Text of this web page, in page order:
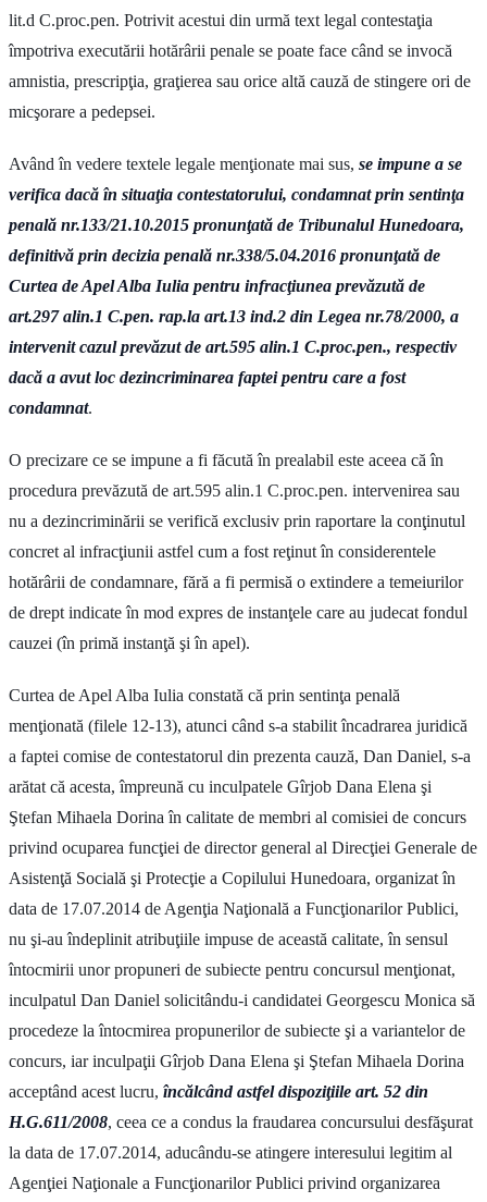
lit.d C.proc.pen. Potrivit acestui din urmă text legal contestaţia
împotriva executării hotărârii penale se poate face când se invocă
amnistia, prescripţia, graţierea sau orice altă cauză de stingere ori de
micşorare a pedepsei.
Având în vedere textele legale menţionate mai sus, se impune a se
verifica dacă în situaţia contestatorului, condamnat prin sentinţa
penală nr.133/21.10.2015 pronunţată de Tribunalul Hunedoara,
definitivă prin decizia penală nr.338/5.04.2016 pronunţată de
Curtea de Apel Alba Iulia pentru infracţiunea prevăzută de
art.297 alin.1 C.pen. rap.la art.13 ind.2 din Legea nr.78/2000, a
intervenit cazul prevăzut de art.595 alin.1 C.proc.pen., respectiv
dacă a avut loc dezincriminarea faptei pentru care a fost
condamnat.
O precizare ce se impune a fi făcută în prealabil este aceea că în
procedura prevăzută de art.595 alin.1 C.proc.pen. intervenirea sau
nu a dezincriminării se verifică exclusiv prin raportare la conţinutul
concret al infracţiunii astfel cum a fost reţinut în considerentele
hotărârii de condamnare, fără a fi permisă o extindere a temeiurilor
de drept indicate în mod expres de instanţele care au judecat fondul
cauzei (în primă instanţă şi în apel).
Curtea de Apel Alba Iulia constată că prin sentinţa penală
menţionată (filele 12-13), atunci când s-a stabilit încadrarea juridică
a faptei comise de contestatorul din prezenta cauză, Dan Daniel, s-a
arătat că acesta, împreună cu inculpatele Gîrjob Dana Elena şi
Ştefan Mihaela Dorina în calitate de membri al comisiei de concurs
privind ocuparea funcţiei de director general al Direcţiei Generale de
Asistenţă Socială şi Protecţie a Copilului Hunedoara, organizat în
data de 17.07.2014 de Agenţia Naţională a Funcţionarilor Publici,
nu şi-au îndeplinit atribuţiile impuse de această calitate, în sensul
întocmirii unor propuneri de subiecte pentru concursul menţionat,
inculpatul Dan Daniel solicitându-i candidatei Georgescu Monica să
procedeze la întocmirea propunerilor de subiecte şi a variantelor de
concurs, iar inculpaţii Gîrjob Dana Elena şi Ştefan Mihaela Dorina
acceptând acest lucru, încălcând astfel dispoziţiile art. 52 din
H.G.611/2008, ceea ce a condus la fraudarea concursului desfăşurat
la data de 17.07.2014, aducându-se atingere interesului legitim al
Agenţiei Naţionale a Funcţionarilor Publici privind organizarea